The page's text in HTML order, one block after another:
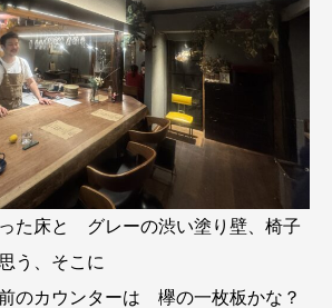
た床と グレーの渋い塗り壁、椅子
う、そこに
のカウンターは 欅の一枚板かな？